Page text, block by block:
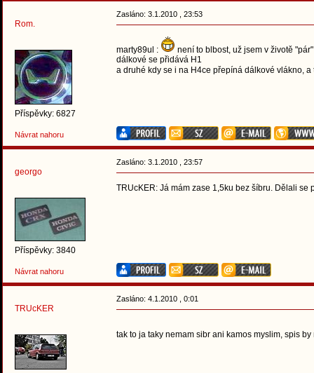
Rom.
Příspěvky: 6827
Zasláno: 3.1.2010 , 23:53
marty89ul :
není to blbost, už jsem v životě
dálkové se přidává H1
a druhé kdy se i na H4ce přepíná dálkové vlákno,
Návrat nahoru
georgo
Příspěvky: 3840
Zasláno: 3.1.2010 , 23:57
TRUcKER: Já mám zase 1,5ku bez šíbru. Dělali se
Návrat nahoru
TRUcKER
Zasláno: 4.1.2010 , 0:01
tak to ja taky nemam sibr ani kamos myslim, spis